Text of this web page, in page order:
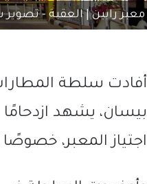
معبر رابين | العقبة -
أفادت سلطة المطارات
بيسان، يشهد ازدحامًا
اجتياز المعبر،